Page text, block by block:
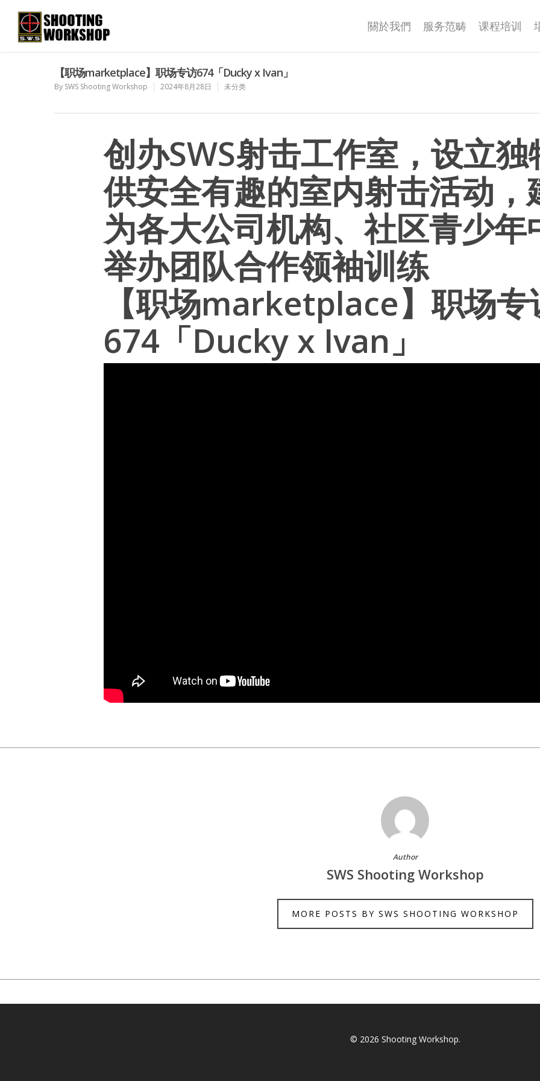
關於我們 服务范畴 课程培训
【职场marketplace】职场专访674「Ducky x Ivan」
By SWS Shooting Workshop 2024年8月28日 未分类
创办SWS射击工作室，设立
供安全有趣的室内射击活动，
为各大公司机构、社区青少年
举办团队合作领袖训练
【职场marketplace】职场专
674「Ducky x Ivan」
Author
SWS Shooting Workshop
MORE POSTS BY SWS SHOOTING WORKSHOP
© 2026 Shooting Workshop.